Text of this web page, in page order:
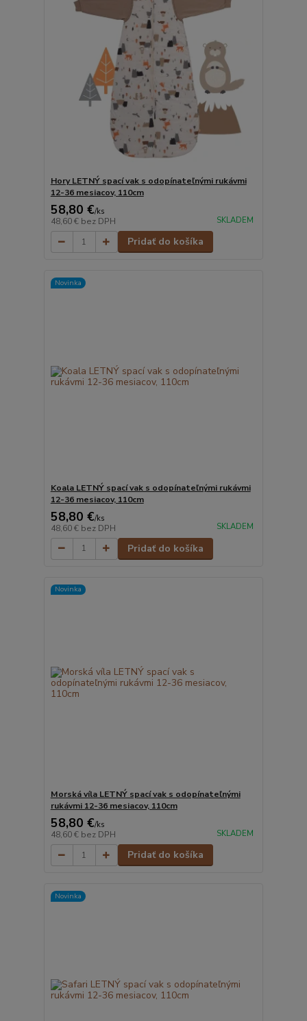
Hory LETNÝ spací vak s odopínateľnými rukávmi
12-36 mesiacov, 110cm
58,80 €/ks
48,60 € bez DPH SKLADEM
Pridať do košíka
Novinka
Koala LETNÝ spací vak s odopínateľnými rukávmi
12-36 mesiacov, 110cm
58,80 €/ks
48,60 € bez DPH SKLADEM
Pridať do košíka
Novinka
Morská víla LETNÝ spací vak s odopínateľnými
rukávmi 12-36 mesiacov, 110cm
58,80 €/ks
48,60 € bez DPH SKLADEM
Pridať do košíka
Novinka